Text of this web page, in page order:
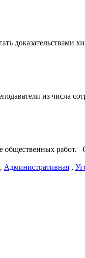
доказательствами
из числа
общественных
, Административная ,